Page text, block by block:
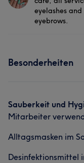
eyelashes and
eyebrows.
18 years of
Services
Portfolio
Besonderheiten
Sauberkeit und
Mitarbeiter
Alltagsmasken im
Desinfektionsmittel